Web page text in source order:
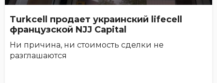
Turkcell продает украинский lifecell
французской NJJ Capital
Ни причина, ни стоимость сделки не
разглашаются